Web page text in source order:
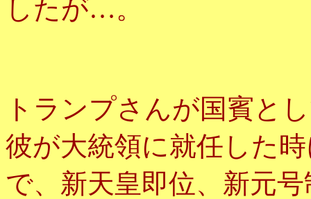
したが…。
トランプさんが国賓と
彼が大統領に就任した
で、新天皇即位、新元